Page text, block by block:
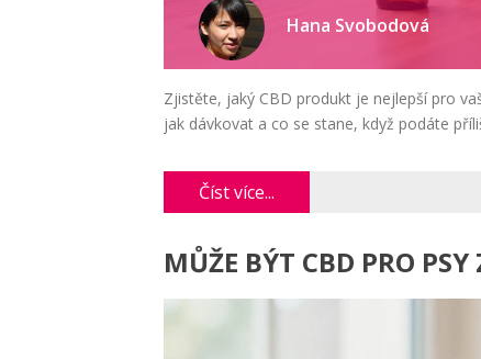
Hana Svobodová
Zjistěte, jaký CBD produkt je nejlepší pro
jak dávkovat a co se stane, když podáte
Číst více...
MŮŽE BÝT CBD PRO